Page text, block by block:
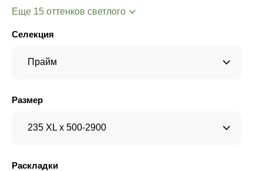
Еще 15 оттенков светлого
Селекция
Прайм
Размер
235 XL x 500-2900
Раскладки